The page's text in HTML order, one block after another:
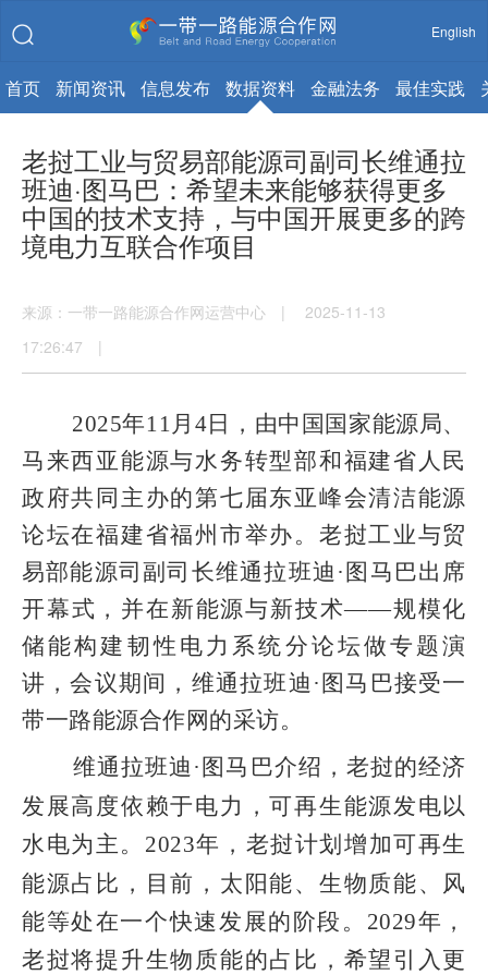
English
首页 新闻资讯 信息发布 数据资料 金融法务 最佳实践
老挝工业与贸易部能源司副司长维通拉
班迪·图马巴：希望未来能够获得更多
中国的技术支持，与中国开展更多的跨
境电力互联合作项目
来源：一带一路能源合作网运营中心 | 2025-11-13
17:26:47 |
2025年11月 4日
，由中国国家能源局、
马来西亚能源与水务转型部和福建省人民
政府共同主办的第七届东亚峰会清洁能源
论坛在福建省福州市举办。老挝工业与贸
易部能源司副司长维通拉班迪·图马巴出席
开幕式，并在新能源与新技术——规模化
储能构建韧性电力系统分论坛做专题演
讲，会议期间，维通拉班迪·图马巴接受一
带一路能源合作网的采访。
维通拉班迪·图马巴介绍，老挝的经济
发展高度依赖于电力，可再生能源发电以
水电为主。 2023年 ，老挝计划增加可再生
能源占比，目前，太阳能、生物质能、风
能等处在一个快速发展的阶段。 2029年，
老挝将提升生物质能的占比，希望引入更